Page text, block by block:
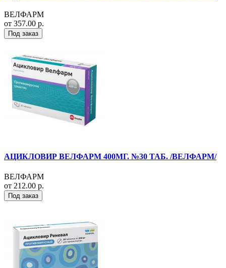
ВЕЛФАРМ
от 357.00 р.
Под заказ
АЦИКЛОВИР ВЕЛФАРМ 400МГ. №30 ТАБ. /ВЕЛФАРМ/
ВЕЛФАРМ
от 212.00 р.
Под заказ